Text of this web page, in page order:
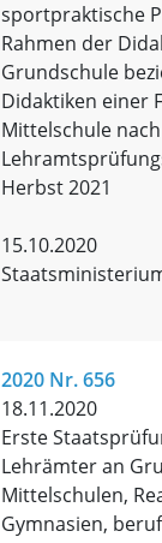
sportpraktische
Rahmen der
Grundschule
Didaktiken einer
Mittelschule
Herbst 2021
15.10.2020
2020 Nr. 656
18.11.2020
Erste
Lehrämter an
Mittelschulen,
Gymnasien,